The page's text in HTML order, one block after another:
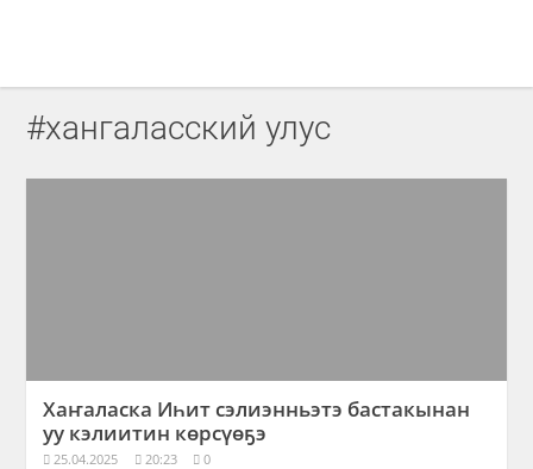
#хангаласский улус
Хаҥаласка Иһит сэлиэнньэтэ бастакынан
уу кэлиитин көрсүөҕэ
25.04.2025 20:23 0